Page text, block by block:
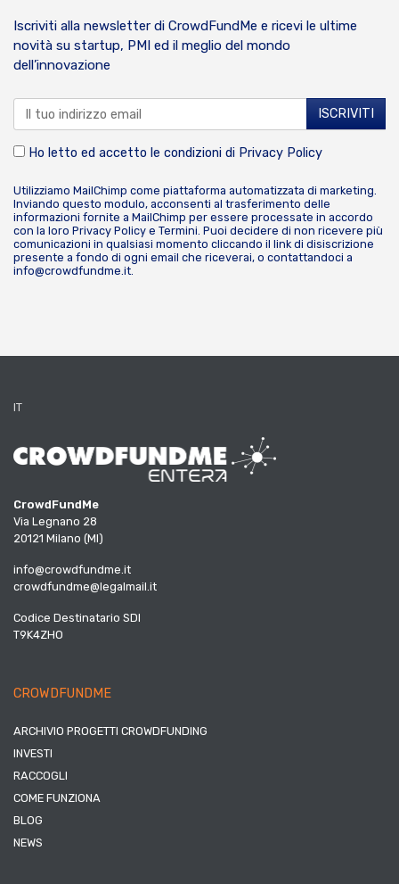
Iscriviti alla newsletter di CrowdFundMe e ricevi le ultime
novità su startup, PMI ed il meglio del mondo
dell’innovazione
Ho letto ed accetto le condizioni di Privacy Policy
Utilizziamo MailChimp come piattaforma automatizzata di marketing.
Inviando questo modulo, acconsenti al trasferimento delle
informazioni fornite a MailChimp per essere processate in accordo
con la loro Privacy Policy e Termini. Puoi decidere di non ricevere più
comunicazioni in qualsiasi momento cliccando il link di disiscrizione
presente a fondo di ogni email che riceverai, o contattandoci a
info@crowdfundme.it.
IT
CrowdFundMe
Via Legnano 28
20121 Milano (MI)
info@crowdfundme.it
crowdfundme@legalmail.it
Codice Destinatario SDI
T9K4ZHO
CROWDFUNDME
ARCHIVIO PROGETTI CROWDFUNDING
INVESTI
RACCOGLI
COME FUNZIONA
BLOG
NEWS